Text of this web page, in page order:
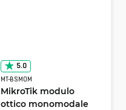
5.0
MT-BSMOM
MikroTik modulo
ottico monomodale